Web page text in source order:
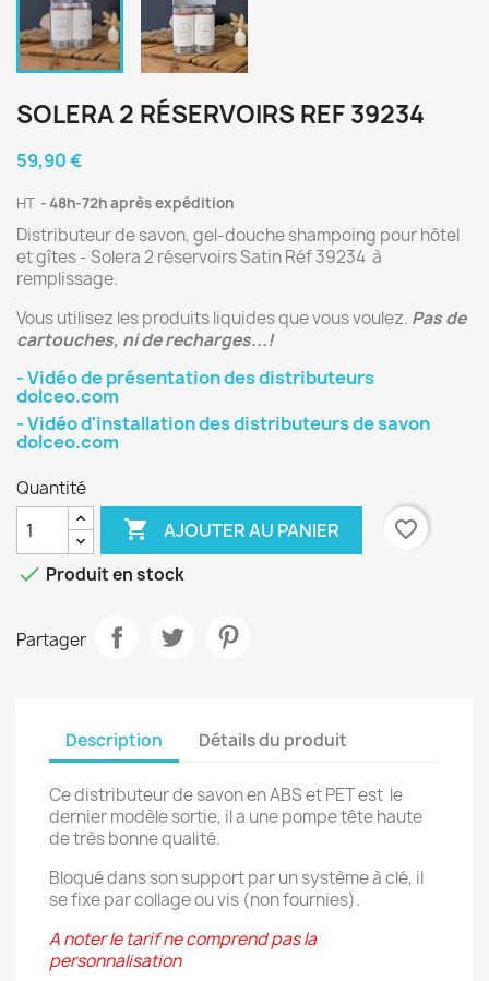
SOLERA 2 RÉSERVOIRS REF 39234
59,90 €
HT 48h-72h après expédition
Distributeur de savon, gel-douche shampoing pour hôtel
et gîtes - Solera 2 réservoirs Satin Réf 39234 à
remplissage.
Vous utilisez les produits liquides que vous voulez. Pas de
cartouches, ni de recharges...!
- Vidéo de présentation des distributeurs
dolceo.com
- Vidéo d'installation des distributeurs de savon
dolceo.com
Quantité
 AJOUTER AU PANIER
favorite_border
 Produit en stock
Partager
Description Détails du produit
Ce distributeur de savon en ABS et PET est le
dernier modèle sortie, il a une pompe tête haute
de très bonne qualité.
Bloqué dans son support par un système à clé, il
se fixe par collage ou vis (non fournies).
A noter le tarif ne comprend pas la
personnalisation